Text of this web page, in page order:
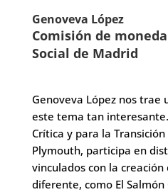
Genoveva López
Comisión de
Social de Madrid
Genoveva López nos trae
este tema tan
Crítica y para la
Plymouth, participa en
vinculados con la
diferente, como El